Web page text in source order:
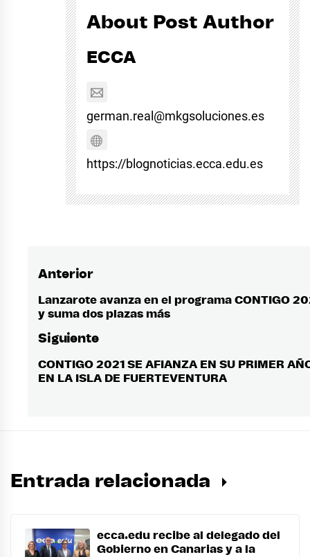
About Post Author
ECCA
german.real@mkgsoluciones.es
https://blognoticias.ecca.edu.es
Navegación
de
Anterior
Entrada
anterior:
Lanzarote avanza en el programa CONTIGO
y suma dos plazas más
Siguiente
Entrada
siguiente:
CONTIGO 2021 SE AFIANZA EN SU PRIMER
EN LA ISLA DE FUERTEVENTURA
Entrada relacionada
ecca.edu recibe al delegado del
Gobierno en Canarias y a la